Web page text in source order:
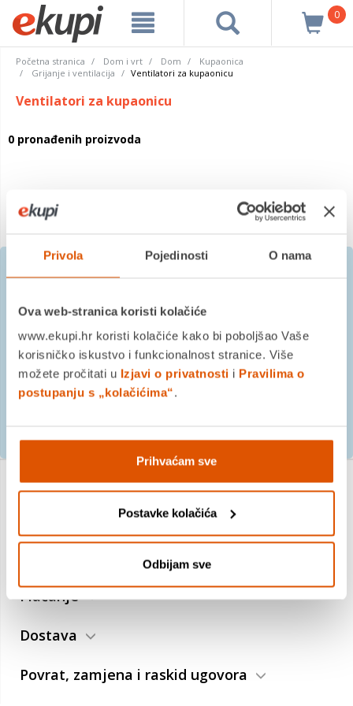
Privola Pojedinosti O nama
Ova web-stranica koristi kolačiće
www.ekupi.hr koristi kolačiće kako bi poboljšao Vaše
korisničko iskustvo i funkcionalnost stranice. Više
možete pročitati u Izjavi o privatnosti i Pravilima o
postupanju s „kolačićima“.
Prihvaćam sve
Postavke kolačića
Odbijam sve
0
Početna stranica Dom i vrt Dom
Kupaonica
Grijanje i ventilacija
Ventilatori za kupaonicu
Ventilatori za kupaonicu
0 pronađenih proizvoda
Prijavite se na besplatni
PRIJAVITE SE
Plaćanje
Dostava
Povrat, zamjena i raskid ugovora